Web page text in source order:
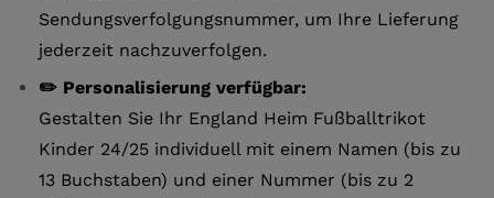
Sendungsverfolgungsnummer, um Ihre Lieferung
jederzeit nachzuverfolgen.
✏️ Personalisierung verfügbar:
Gestalten Sie Ihr England Heim Fußballtrikot
Kinder 24/25 individuell mit einem Namen (bis zu
13 Buchstaben) und einer Nummer (bis zu 2